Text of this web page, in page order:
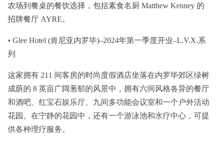
农场到餐桌的餐饮选择，包括素食名厨 Matthew Kenney 的
招牌餐厅 AYRE。
• Glee Hotel (肯尼亚内罗毕)–2024年第一季度开业–L.V.X.系
列
这家拥有 211 间客房的时尚度假酒店坐落在内罗毕郊区绿树
成荫的 8 英亩广阔葱郁的风景中，拥有六间风格各异的餐厅
和酒吧、红宝石娱乐厅、九间多功能会议室和一个户外活动
花园。在宁静的花园中，还有一个游泳池和水疗中心，可提
供各种理疗服务。